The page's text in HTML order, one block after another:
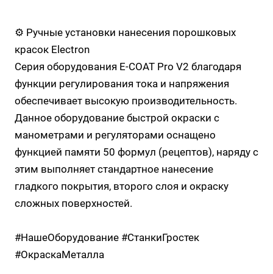
⚙️ Ручные установки нанесения порошковых
красок Electron
Серия оборудования E-COAT Pro V2 благодаря
функции регулирования тока и напряжения
обеспечивает высокую производительность.
Данное оборудование быстрой окраски с
манометрами и регуляторами оснащено
функцией памяти 50 формул (рецептов), наряду с
этим выполняет стандартное нанесение
гладкого покрытия, второго слоя и окраску
сложных поверхностей.
#НашеОборудование #СтанкиГростек
#ОкраскаМеталла